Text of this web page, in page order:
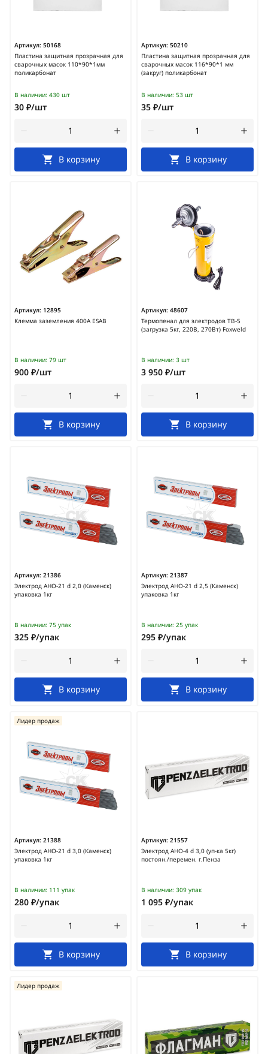
Артикул: 50168
Пластина защитная прозрачная для
сварочных масок 110*90*1мм
поликарбонат
В наличии: 430 шт
30 ₽/шт
В корзину
Артикул: 50210
Пластина защитная прозрачная для
сварочных масок 116*90*1 мм
(закруг) поликарбонат
В наличии: 53 шт
35 ₽/шт
В корзину
Артикул: 12895
Клемма заземления 400А ESAB
В наличии: 79 шт
900 ₽/шт
В корзину
Артикул: 48607
Термопенал для электродов TB-5
(загрузка 5кг, 220В, 270Вт) Foxweld
В наличии: 3 шт
3 950 ₽/шт
В корзину
Артикул: 21386
Электрод АНО-21 d 2,0 (Каменск)
упаковка 1кг
В наличии: 75 упак
325 ₽/упак
В корзину
Артикул: 21387
Электрод АНО-21 d 2,5 (Каменск)
упаковка 1кг
В наличии: 25 упак
295 ₽/упак
В корзину
Артикул: 21388
Электрод АНО-21 d 3,0 (Каменск)
упаковка 1кг
Лидер продаж
В наличии: 111 упак
280 ₽/упак
В корзину
Артикул: 21557
Электрод АНО-4 d 3,0 (уп-ка 5кг)
постоян./перемен. г.Пенза
В наличии: 309 упак
1 095 ₽/упак
В корзину
Лидер продаж